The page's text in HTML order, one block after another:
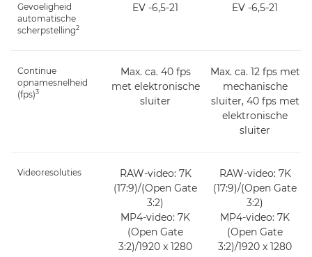
Gevoeligheid
automatische
scherpstelling2
EV -6,5-21 EV -6,5-21
Continue
opnamesnelheid
(fps)3
Max. ca. 40 fps
met elektronische
sluiter
Max. ca. 12 fps met
mechanische
sluiter, 40 fps met
elektronische
sluiter
Videoresoluties
RAW-video: 7K
(17:9)/(Open Gate
3:2)
MP4-video: 7K
(Open Gate
3:2)/1920 x 1280
RAW-video: 7K
(17:9)/(Open Gate
3:2)
MP4-video: 7K
(Open Gate
3:2)/1920 x 1280